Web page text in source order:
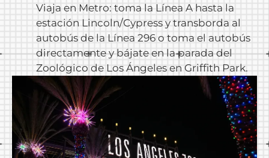
Viaja en Metro: toma la Línea A hasta la
estación Lincoln/Cypress y transborda al
autobús de la Línea 296 o toma el autobús
directamente y bájate en la parada del
Zoológico de Los Ángeles en Griffith Park.